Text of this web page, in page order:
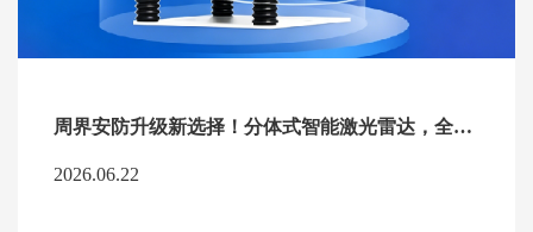
周界安防升级新选择！分体式智能激光雷达，全天候筑牢园区安全防线
2026.06.22